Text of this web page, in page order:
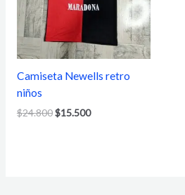
Camiseta Newells retro
niños
$24.800$15.500